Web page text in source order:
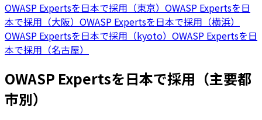
OWASP Expertsを日本で採用（東京） OWASP Expertsを日
本で採用（大阪） OWASP Expertsを日本で採用（横浜）
OWASP Expertsを日本で採用（kyoto） OWASP Expertsを日
本で採用（名古屋）
OWASP Expertsを日本で採用（主要都
市別）